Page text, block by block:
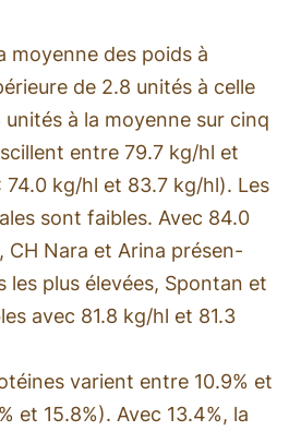
moyenne des poids à
de 2.8 unités à celle
à la moyenne sur cinq
entre 79.7 kg/hl et
kg/hl et 83.7 kg/hl). Les
sont faibles. Avec 84.0
CH Nara et Arina présen-
les plus élevées, Spontan et
avec 81.8 kg/hl et 81.3
varient entre 10.9% et
et 15.8%). Avec 13.4%, la